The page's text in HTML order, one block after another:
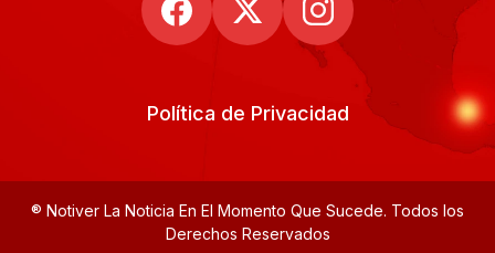
Política de Privacidad
® Notiver La Noticia En El Momento Que Sucede. Todos los
Derechos Reservados